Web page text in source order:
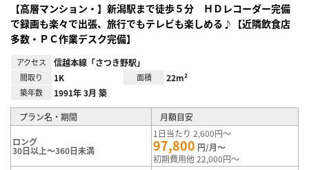
【高層マンション・】新潟駅まで徒歩５分 ＨＤレコーダー完備
で録画も楽々で出張、旅行でもテレビも楽しめる♪【近隣飲食店
多数・ＰＣ作業デスク完備】
アクセス 信越本線「さつき野駅」
間取り 1K 面積 22m²
築年数 1991年 3月 築
プラン名・期間 月額目安
ロング
30日以上～360日未満
1日当たり 2,600円～
97,800 円/月～
初期費用他 22,000円～